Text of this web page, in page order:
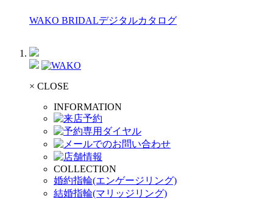
WAKO BRIDALデジタルカタログ
× CLOSE
INFORMATION
COLLECTION
婚約指輪(エンゲージリング)
結婚指輪(マリッジリング)